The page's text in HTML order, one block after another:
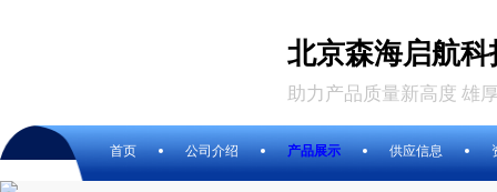
北京森海启航
助力产品质量新高度 雄
首页 公司介绍 产品展示 供应信息